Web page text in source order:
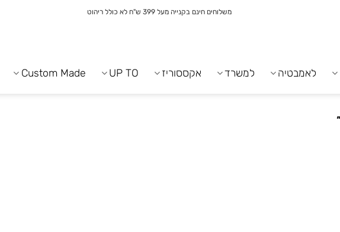
משלוחים חינם בקנייה מעל 399 ש"ח לא כולל ריהוט
לאמבטיה למשרד אקססוריז UP TO
Custom Made